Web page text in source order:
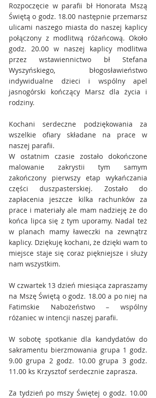
Rozpoczęcie w parafii bł Honorata Mszą
Świętą o godz. 18.00 następnie przemarsz
ulicami naszego miasta do naszej kaplicy
połączony z modlitwą różańcową. Około
godz. 20.00 w naszej kaplicy modlitwa
przez wstawiennictwo bł Stefana
Wyszyńskiego, błogosławieństwo
indywidualne dzieci i wspólny apel
jasnogórski kończący Marsz dla życia i
rodziny.
Kochani serdeczne podziękowania za
wszelkie ofiary składane na prace w
naszej parafii.
W ostatnim czasie zostało dokończone
malowanie zakrystii tym samym
zakończony pierwszy etap wykańczania
części duszpasterskiej. Zostało do
zapłacenia jeszcze kilka rachunków za
prace i materiały ale mam nadzieję że do
końca lipca się z tym uporamy. Nadal też
w planach mamy ławeczki na zewnątrz
kaplicy. Dziękuję kochani, że dzięki wam to
miejsce staje się coraz piękniejsze i służy
nam wszystkim.
W czwartek 13 dzień miesiąca zapraszamy
na Mszę Świętą o godz. 18.00 a po niej na
Fatimskie Nabożeństwo – wspólny
różaniec w intencji naszej parafii.
W sobotę spotkanie dla kandydatów do
sakramentu bierzmowania grupa 1 godz.
9.00 grupa 2 godz. 10.00 grupa 3 godz.
11.00 ks Krzysztof serdecznie zaprasza.
Za tydzień po mszy Świętej o godz. 10.00